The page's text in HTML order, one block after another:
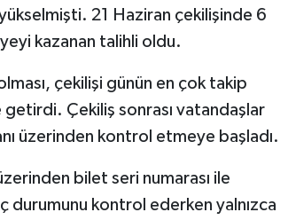
21 Haziran çekilişinde 6
kazanan talihli oldu.
çekilişi günün en çok takip
getirdi. Çekiliş sonrası vatandaşlar
üzerinden kontrol etmeye başladı.
bilet seri numarası ile
durumunu kontrol ederken yalnızca